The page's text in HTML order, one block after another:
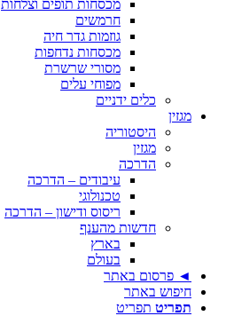
מכסחות תופים וצלחות
חרמשים
גוזמות גדר חיה
מכסחות נדחפות
מסורי שרשרת
מפוחי עלים
כלים ידניים
מגזין
היסטוריה
מגזין
הדרכה
עיבודים – הדרכה
טכנולוגי
ריסוס ודישון – הדרכה
חדשות מהענף
בארץ
בעולם
◄ פרסום באתר
חיפוש באתר
תפריט תפריט